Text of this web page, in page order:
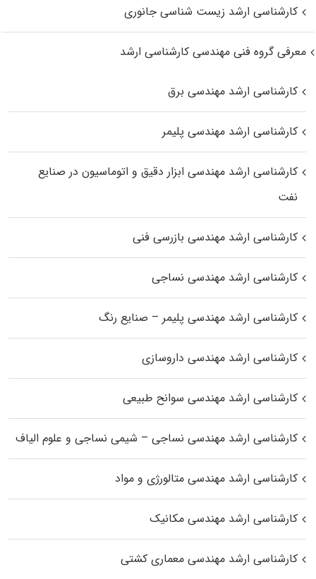
کارشناسی ارشد زیست‌ شناسی جانوری
معرفی گروه فنی مهندسی کارشناسی ارشد
کارشناسی ارشد مهندسی برق
کارشناسی ارشد مهندسی پلیمر
کارشناسی ارشد مهندسی ابزار دقیق و اتوماسیون در صنایع
نفت
کارشناسی ارشد مهندسی بازرسی فنی
کارشناسی ارشد مهندسی نساجی
کارشناسی ارشد مهندسی پلیمر – صنایع رنگ
کارشناسی ارشد مهندسی داروسازی
کارشناسی ارشد مهندسی سوانح طبیعی
کارشناسی ارشد مهندسی نساجی – شیمی نساجی و علوم الیاف
کارشناسی ارشد مهندسی متالورژی و مواد
کارشناسی ارشد مهندسی مکانیک
کارشناسی ارشد مهندسی معماری کشتی